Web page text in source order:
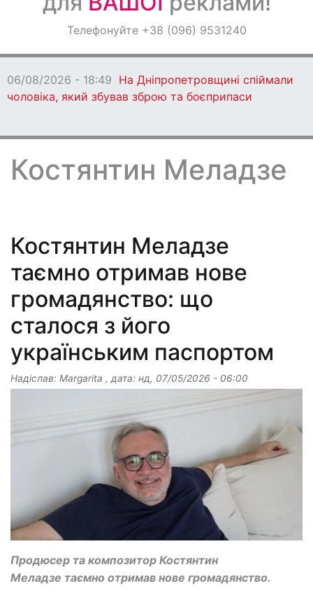
ОголошенняТелефонуйте +38 (096) 9531240
06/08/2026 - 18:49 На Дніпропетровщині спіймали
чоловіка, який збував зброю та боєприпаси
Костянтин Меладзе
Костянтин Меладзе
таємно отримав нове
громадянство: що
сталося з його
українським паспортом
Надіслав: Margarita , дата: нд, 07/05/2026 - 06:00
Продюсер та композитор Костянтин
Меладзе таємно отримав нове громадянство.